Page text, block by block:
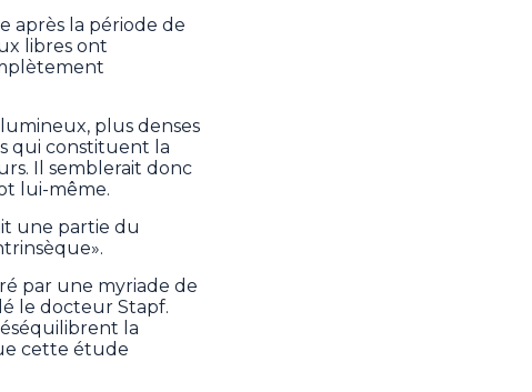
après la période de
libres ont
plus denses
qui constituent la
Il semblerait donc
lui-même.
une partie du
par une myriade de
le docteur Stapf.
la
cette étude